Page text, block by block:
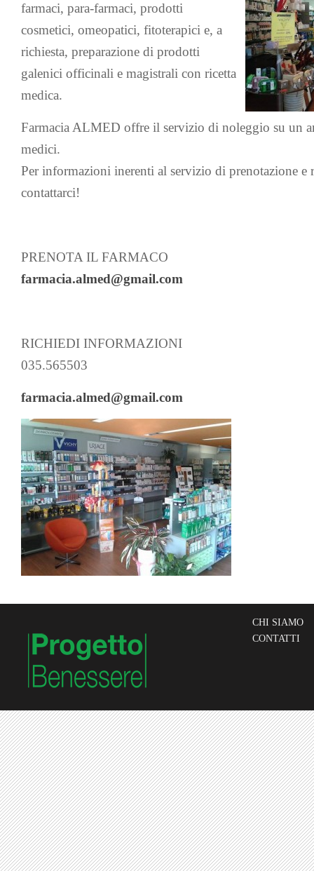
farmaci, para-farmaci, prodotti
cosmetici, omeopatici, fitoterapici e, a
richiesta, preparazione di prodotti
galenici officinali e magistrali con ricetta
medica.
Farmacia ALMED offre il servizio di noleggio su un
medici.
Per informazioni inerenti al servizio di prenotazione e
contattarci!
PRENOTA IL FARMACO
farmacia.almed@gmail.com
RICHIEDI INFORMAZIONI
035.565503
farmacia.almed@gmail.com
CHI SIAMO
CONTATTI